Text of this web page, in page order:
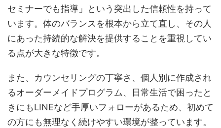
セミナーでも指導」という突出した信頼性を持って
います。体のバランスを根本から立て直し、その人
にあった持続的な解決を提供することを重視してい
る点が大きな特徴です。
また、カウンセリングの丁寧さ、個人別に作成され
るオーダーメイドプログラム、日常生活で困ったと
きにもLINEなど手厚いフォローがあるため、初めて
の方にも無理なく続けやすい環境が整っています。